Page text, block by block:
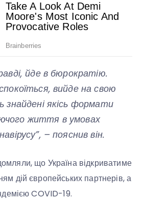
йде в бюрократію.
вийде на свою
знайдені якісь формати
життя в умовах
– пояснив він.
що Україна відкриватиме
дій європейських партнерів, а
COVID-19.